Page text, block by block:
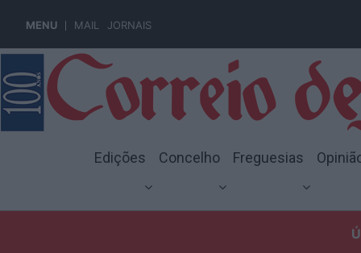
MENU MAIL JORNAIS
Edições Concelho Freguesias